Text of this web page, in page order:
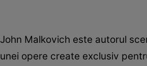
John Malkovich este autorul
unei opere create exclusiv